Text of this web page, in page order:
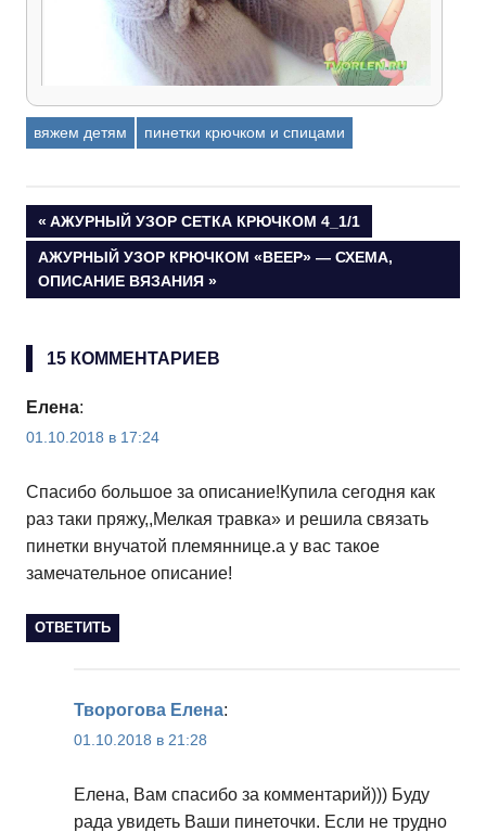
вяжем детям пинетки крючком и спицами
Навигация
по
ПРЕДЫДУЩАЯ
ЗАПИСЬ:
АЖУРНЫЙ УЗОР СЕТКА КРЮЧКОМ 4_1/1
СЛЕДУЮЩАЯ
ЗАПИСЬ:
АЖУРНЫЙ УЗОР КРЮЧКОМ «ВЕЕР» — СХЕМА,
ОПИСАНИЕ ВЯЗАНИЯ
15 КОММЕНТАРИЕВ
Елена:
01.10.2018 в 17:24
Спасибо большое за описание!Купила сегодня как
раз таки пряжу,,Мелкая травка» и решила связать
пинетки внучатой племяннице.а у вас такое
замечательное описание!
ОТВЕТИТЬ
Творогова Елена:
01.10.2018 в 21:28
Елена, Вам спасибо за комментарий))) Буду
рада увидеть Ваши пинеточки. Если не трудно